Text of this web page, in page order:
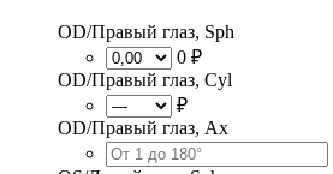
OD/Правый глаз, Sph
0 ₽
OD/Правый глаз, Cyl
₽
OD/Правый глаз, Ax